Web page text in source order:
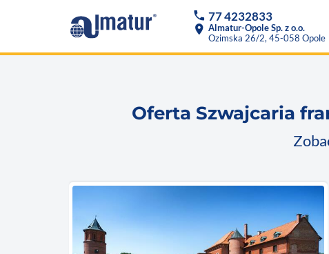
phone 77 4232833
location_on Almatur-Opole Sp. z o.o.
Ozimska 26/2, 45-058 Opole
Oferta Szwajcaria